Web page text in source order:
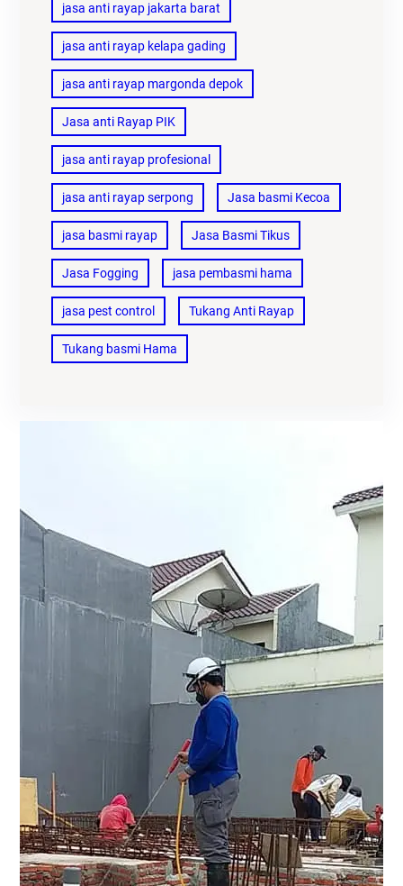
jasa anti rayap jakarta barat
jasa anti rayap kelapa gading
jasa anti rayap margonda depok
Jasa anti Rayap PIK
jasa anti rayap profesional
jasa anti rayap serpong Jasa basmi Kecoa
jasa basmi rayap Jasa Basmi Tikus
Jasa Fogging jasa pembasmi hama
jasa pest control Tukang Anti Rayap
Tukang basmi Hama